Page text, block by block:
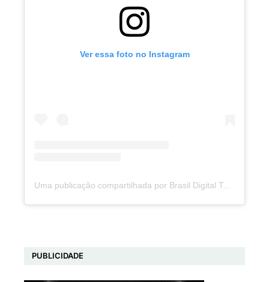
Ver essa foto no Instagram
Uma publicação compartilhada por Brasil Digital Telecom (@brasildigitaltelecom)
PUBLICIDADE